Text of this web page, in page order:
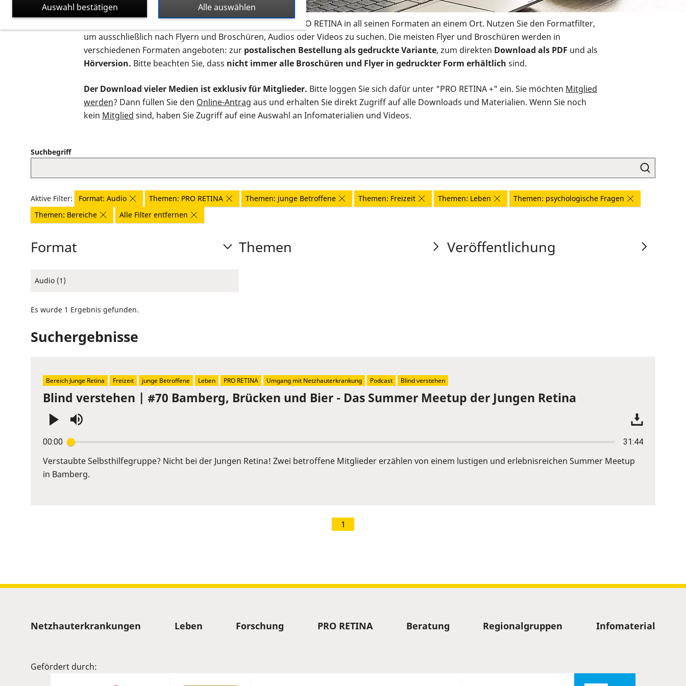
Auf dieser Seite finden Sie sämtliches Infomaterial der PRO RETINA in all seinen Formaten an einem Ort. Nutzen Sie den Formatfilter,
um ausschließlich nach Flyern und Broschüren, Audios oder Videos zu suchen. Die meisten Flyer und Broschüren werden in
verschiedenen Formaten angeboten: zur postalischen Bestellung als gedruckte Variante, zum direkten Download als PDF und als
Hörversion. Bitte beachten Sie, dass nicht immer alle Broschüren und Flyer in gedruckter Form erhältlich sind.
Der Download vieler Medien ist exklusiv für Mitglieder. Bitte loggen Sie sich dafür unter "PRO RETINA +" ein. Sie möchten Mitglied
werden? Dann füllen Sie den Online-Antrag aus und erhalten Sie direkt Zugriff auf alle Downloads und Materialien. Wenn Sie noch
kein Mitglied sind, haben Sie Zugriff auf eine Auswahl an Infomaterialien und Videos.
Suchbegriff
Aktive Filter: Format: Audio Themen: PRO RETINA Themen: junge Betroffene Themen: Freizeit Themen: Leben
Themen: psychologische Fragen
Themen: Bereiche
Alle Filter entfernen
Format
Audio (1)
Themen Veröffentlichung
Es wurde 1 Ergebnis gefunden.
Suchergebnisse
Blind verstehen | #70 Bamberg, Brücken und Bier - Das Summer Meetup der Jungen Retina
00:00 31:44
Enter
or
Space
Verstaubte Selbsthilfegruppe? Nicht bei der Jungen Retina! Zwei betroffene Mitglieder erzählen von einem lustigen und erlebnisreichen Summer Meetup
in Bamberg.
Bereich Junge Retina Freizeit junge Betroffene Leben PRO RETINA Umgang mit Netzhauterkrankung Podcast Blind verstehen
1
Sitemap
Netzhauterkrankungen Leben Forschung PRO RETINA Beratung Regionalgruppen Infomaterial
Gefördert durch:
Alle auswählen
Auswahl bestätigen